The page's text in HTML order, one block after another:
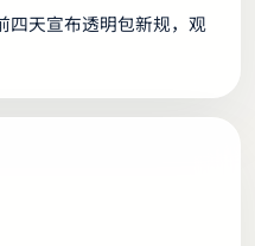
四天宣布透明包新规，观